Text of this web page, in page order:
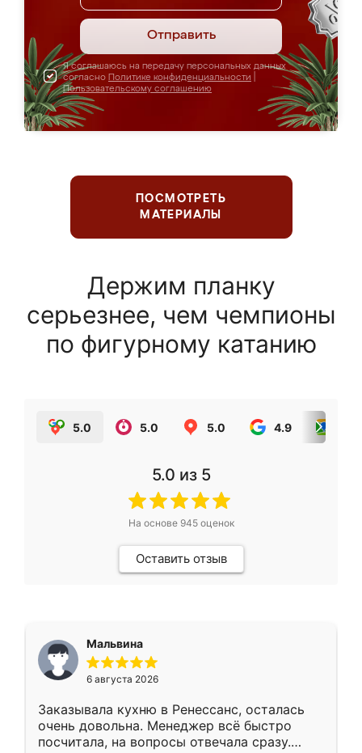
Отправить
Я соглашаюсь на передачу персональных данных
согласно Политике конфиденциальности
Пользовательскому соглашению
ПОСМОТРЕТЬ
МАТЕРИАЛЫ
Держим планку
серьезнее, чем чемпионы
по фигурному катанию
5.0 5.0 5.0 4.9
5.0 из 5
На основе 945оценок
Оставить отзыв
Мальвина
6 августа 2026
Заказывала кухню в Ренессанс, осталась
очень довольна. Менеджер всё быстро
посчитала, на вопросы отвечала сразу.